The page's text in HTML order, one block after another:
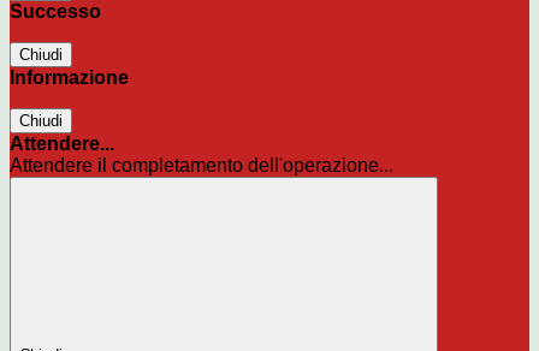
Successo
Chiudi
Informazione
Chiudi
Attendere...
Attendere il completamento dell'operazione...